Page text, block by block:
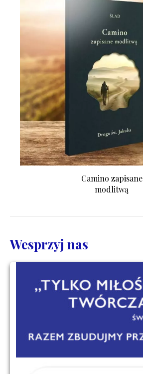
Camino zapisane
modlitwą
Wesprzyj nas